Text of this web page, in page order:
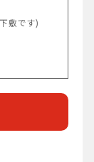
敷です)